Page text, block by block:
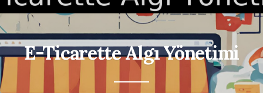
E-Ticarette Algı Yönetimi